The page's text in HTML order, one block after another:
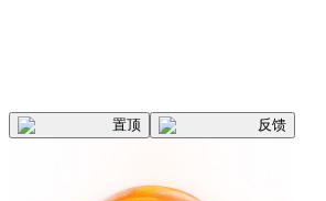
置顶 反馈